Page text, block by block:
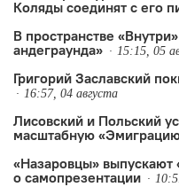
Коляды соединят с его
В пространстве
андеграунда»
15:15, 05
Григорий Заславский
16:57, 04 августа
Лисовский и Польский
масштабную
«Назаровцы»
о самопрезентации